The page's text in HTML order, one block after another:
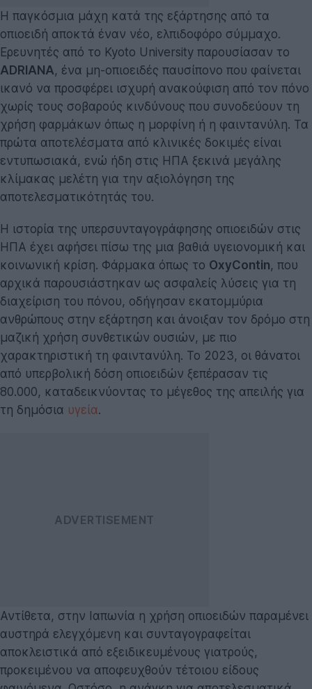
Η παγκόσμια μάχη κατά της εξάρτησης από τα
οπιοειδή αποκτά έναν νέο, ελπιδοφόρο σύμμαχο.
Ερευνητές από το Kyoto University παρουσίασαν το
ADRIANA, ένα μη-οπιοειδές παυσίπονο που φαίνεται
ικανό να προσφέρει ισχυρή ανακούφιση από τον πόνο
χωρίς τους σοβαρούς κινδύνους που συνοδεύουν τη
χρήση φαρμάκων όπως η μορφίνη ή η φαιντανύλη. Τα
πρώτα αποτελέσματα από κλινικές δοκιμές είναι
εντυπωσιακά, ενώ ήδη στις ΗΠΑ ξεκινά μεγάλης
κλίμακας μελέτη για την αξιολόγηση της
αποτελεσματικότητάς του.
Η ιστορία της υπερσυνταγογράφησης οπιοειδών στις
ΗΠΑ έχει αφήσει πίσω της μια βαθιά υγειονομική και
κοινωνική κρίση. Φάρμακα όπως το OxyContin, που
αρχικά παρουσιάστηκαν ως ασφαλείς λύσεις για τη
διαχείριση του πόνου, οδήγησαν εκατομμύρια
ανθρώπους στην εξάρτηση και άνοιξαν τον δρόμο στη
μαζική χρήση συνθετικών ουσιών, με πιο
χαρακτηριστική τη φαιντανύλη. Το 2023, οι θάνατοι
από υπερβολική δόση οπιοειδών ξεπέρασαν τις
80.000, καταδεικνύοντας το μέγεθος της απειλής για
τη δημόσια υγεία.
Αντίθετα, στην Ιαπωνία η χρήση οπιοειδών παραμένει
αυστηρά ελεγχόμενη και συνταγογραφείται
αποκλειστικά από εξειδικευμένους γιατρούς,
προκειμένου να αποφευχθούν τέτοιου είδους